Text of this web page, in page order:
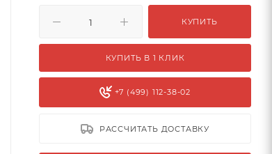
КУПИТЬ
КУПИТЬ В 1 КЛИК
+7 (499) 112-38-02
РАССЧИТАТЬ ДОСТАВКУ